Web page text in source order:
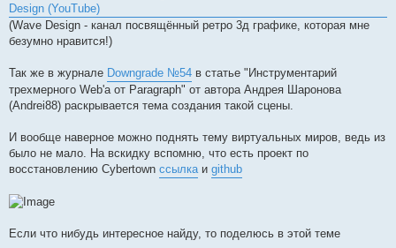
Design (YouTube)
(Wave Design - канал посвящённый ретро 3д графике, которая мне
безумно нравится!)
Так же в журнале Downgrade №54 в статье "Инструментарий
трехмерного Web'а от Paragraph" от автора Андрея Шаронова
(Andrei88) раскрывается тема создания такой сцены.
И вообще наверное можно поднять тему виртуальных миров, ведь из
было не мало. На вскидку вспомню, что есть проект по
восстановлению Cybertown ссылка и github
Если что нибудь интересное найду, то поделюсь в этой теме